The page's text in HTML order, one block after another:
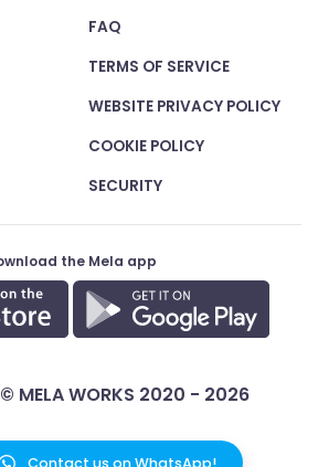
FAQ
TERMS OF SERVICE
WEBSITE PRIVACY POLICY
COOKIE POLICY
SECURITY
the Mela app
© MELA WORKS 2020 - 2026
Contact us on WhatsApp!